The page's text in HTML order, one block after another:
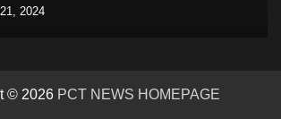
2024
© 2026 PCT NEWS HOMEPAGE